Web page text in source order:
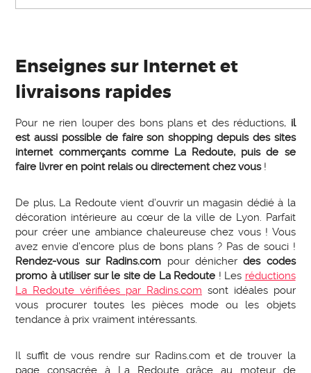
Enseignes sur Internet et
livraisons rapides
Pour ne rien louper des bons plans et des réductions, il
est aussi possible de faire son shopping depuis des sites
internet commerçants comme La Redoute, puis de se
faire livrer en point relais ou directement chez vous!
De plus, La Redoute vient d’ouvrir un magasin dédié à la
décoration intérieure au cœur de la ville de Lyon. Parfait
pour créer une ambiance chaleureuse chez vous ! Vous
avez envie d’encore plus de bons plans ? Pas de souci !
Rendez-vous sur Radins.com pour dénicherdes codes
promo à utiliser sur le site de La Redoute ! Les réductions
La Redoute vérifiées par Radins.com sont idéales pour
vous procurer toutes les pièces mode ou les objets
tendance à prix vraiment intéressants.
Il suffit de vous rendre sur Radins.com et de trouver la
page consacrée à La Redoute grâce au moteur de